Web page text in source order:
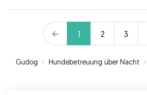
1 2 3
Gudog » Hundebetreuung über Nacht »